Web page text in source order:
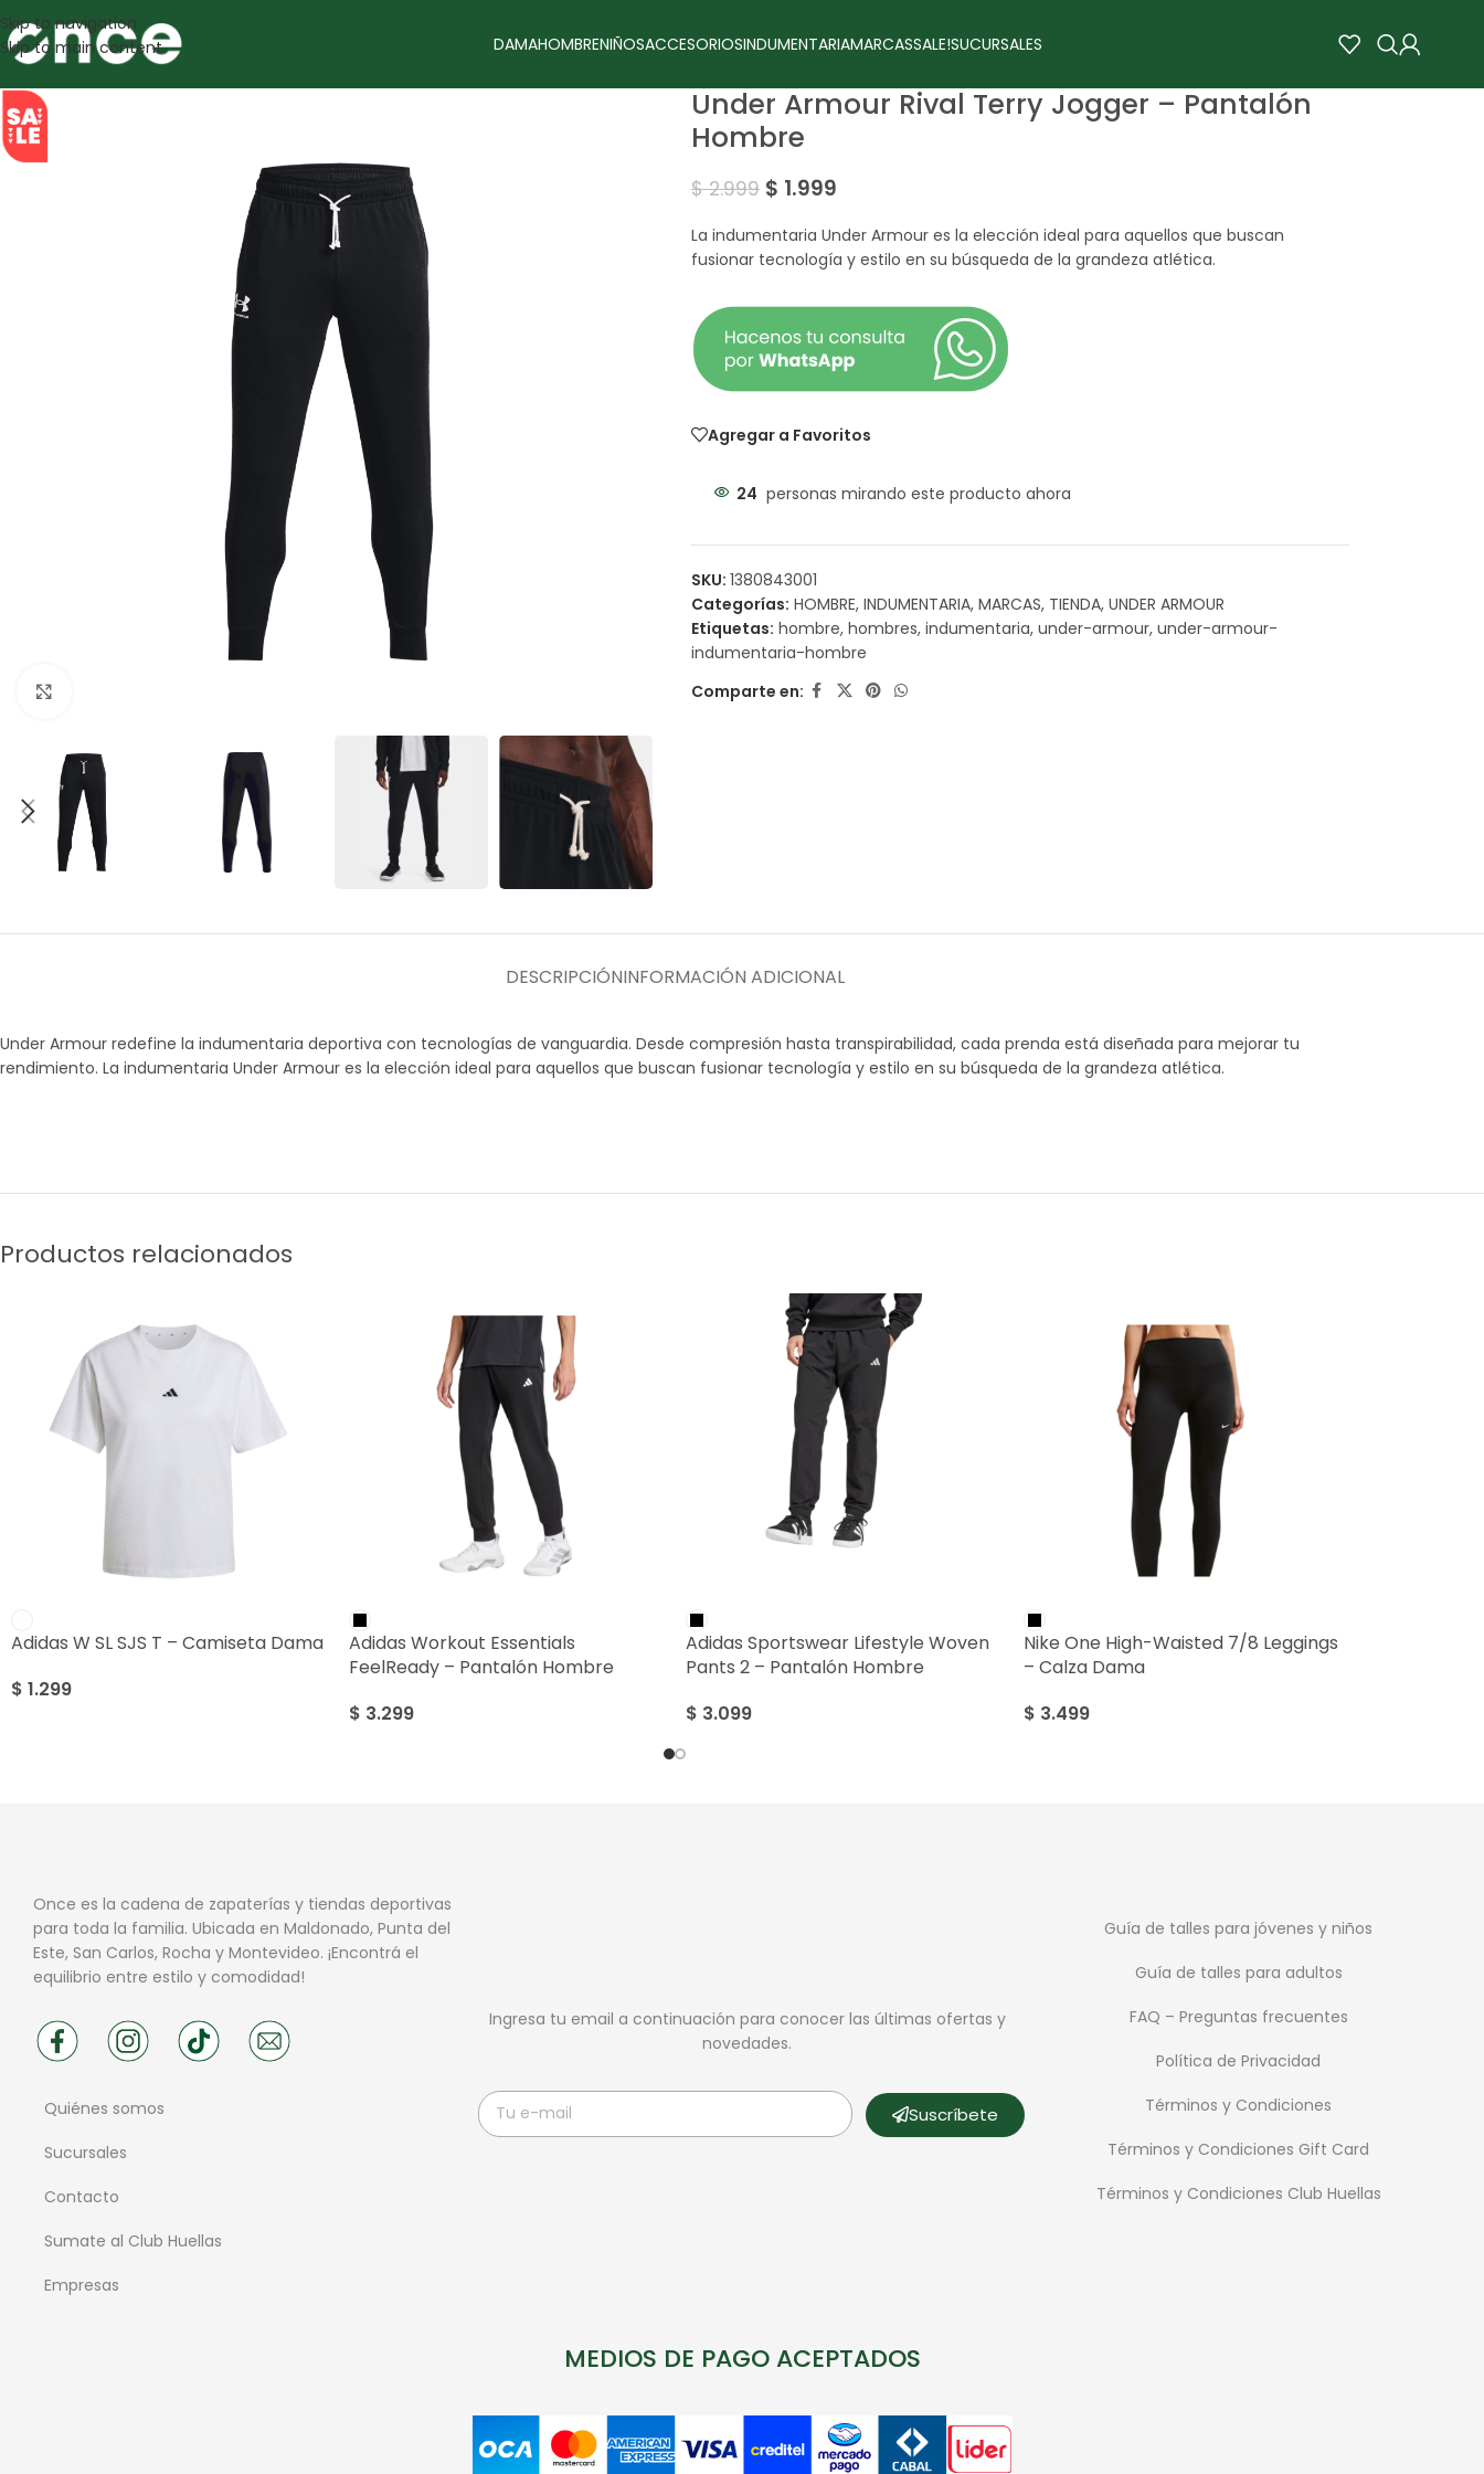
Skip to navigation
Skip to main content
DAMAHOMBRENIÑOSACCESORIOSINDUMENTARIAMARCASSALE!SUCURSALES
SALE
Under Armour Rival Terry Jogger – Pantalón
Hombre
$2.999 $ 1.999
La indumentaria Under Armour es la elección ideal para aquellos que buscan
fusionar tecnología y estilo en su búsqueda de la grandeza atlética.
Agregar a Favoritos
24 personas mirando este producto ahora
SKU: 1380843001
Categorías: HOMBRE, INDUMENTARIA, MARCAS, TIENDA, UNDER ARMOUR
Etiquetas: hombre, hombres, indumentaria, under-armour, under-armour-
indumentaria-hombre
Comparte en:
DESCRIPCIÓNINFORMACIÓN ADICIONAL
Under Armour redefine la indumentaria deportiva con tecnologías de vanguardia. Desde compresión hasta transpirabilidad, cada prenda está diseñada para mejorar tu
rendimiento. La indumentaria Under Armour es la elección ideal para aquellos que buscan fusionar tecnología y estilo en su búsqueda de la grandeza atlética.
Productos relacionados
Adidas W SL SJS T – Camiseta Dama
$ 1.299
Adidas Workout Essentials
FeelReady – Pantalón Hombre
$ 3.299
Adidas Sportswear Lifestyle Woven
Pants 2 – Pantalón Hombre
$ 3.099
Nike One High-Waisted 7/8 Leggings
– Calza Dama
$ 3.499
Once es la cadena de zapaterías y tiendas deportivas
para toda la familia. Ubicada en Maldonado, Punta del
Este, San Carlos, Rocha y Montevideo. ¡Encontrá el
equilibrio entre estilo y comodidad!
Quiénes somos
Sucursales
Contacto
Sumate al Club Huellas
Empresas
Ingresa tu email a continuación para conocer las últimas ofertas y
novedades.
Suscríbete
Guía de talles para jóvenes y niños
Guía de talles para adultos
FAQ – Preguntas frecuentes
Política de Privacidad
Términos y Condiciones
Términos y Condiciones Gift Card
Términos y Condiciones Club Huellas
MEDIOS DE PAGO ACEPTADOS